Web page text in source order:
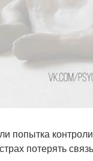
попытка
потерять